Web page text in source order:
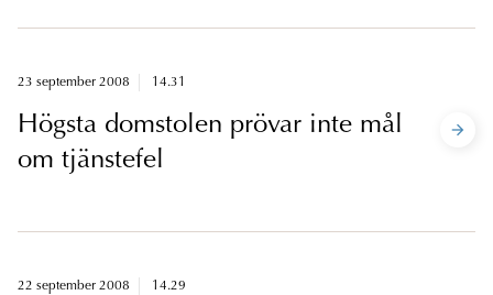
23 september 2008 14.31
Högsta domstolen prövar inte mål
om tjänstefel
22 september 2008 14.29